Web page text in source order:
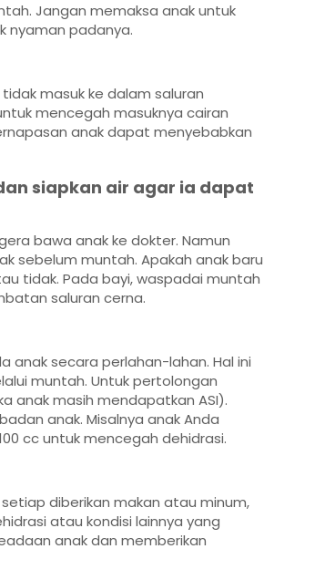
Jangan memaksa anak untuk
nyaman padanya.
masuk ke dalam saluran
mencegah masuknya cairan
anak dapat menyebabkan
siapkan air agar ia dapat
bawa anak ke dokter. Namun
sebelum muntah. Apakah anak baru
tidak. Pada bayi, waspadai muntah
saluran cerna.
anak secara perlahan-lahan. Hal ini
muntah. Untuk pertolongan
anak masih mendapatkan ASI).
anak. Misalnya anak Anda
cc untuk mencegah dehidrasi.
diberikan makan atau minum,
atau kondisi lainnya yang
anak dan memberikan